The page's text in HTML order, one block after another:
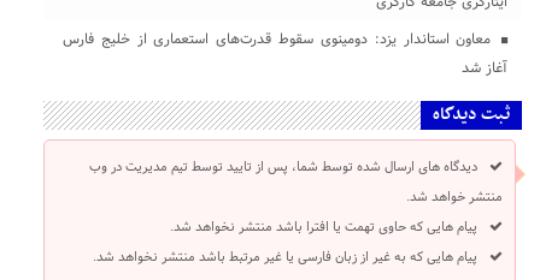
معاون استاندار یزد: دومینوی سقوط قدرت‌های استعماری از خلیج فارس
آغاز شد
ثبت دیدگاه
دیدگاه های ارسال شده توسط شما، پس از تایید توسط تیم مدیریت در وب
منتشر خواهد شد.
پیام هایی که حاوی تهمت یا افترا باشد منتشر نخواهد شد.
پیام هایی که به غیر از زبان فارسی یا غیر مرتبط باشد منتشر نخواهد شد.